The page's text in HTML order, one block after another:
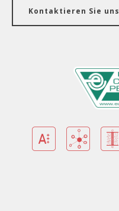
Kontaktieren Sie uns
Vorteile